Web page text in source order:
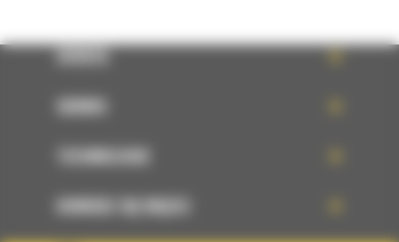
OFERTA
SERWIS
TECHNOLOGIE
DOWIEDZ SIĘ WIĘCEJ